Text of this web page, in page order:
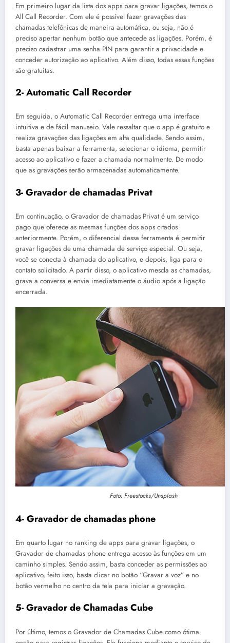
Em primeiro lugar da lista dos apps para gravar ligações, temos o
All Call Recorder. Com ele é possível fazer gravações das
chamadas telefônicas de maneira automática, ou seja, não é
preciso apertar nenhum botão que antecede as ligações. Porém, é
preciso cadastrar uma senha PIN para garantir a privacidade e
conceder autorização ao aplicativo. Além disso, todas essas funções
são gratuitas.
2- Automatic Call Recorder
Em seguida, o Automatic Call Recorder entrega uma interface
intuitiva e de fácil manuseio. Vale ressaltar que o app é gratuito e
realiza gravações das ligações em alta qualidade. Sendo assim,
basta apenas baixar a ferramenta, selecionar o idioma, permitir
acesso ao aplicativo e fazer a chamada normalmente. De modo
que as gravações serão armazenadas automaticamente.
3- Gravador de chamadas Privat
Em continuação, o Gravador de chamadas Privat é um serviço
pago que oferece as mesmas funções dos apps citados
anteriormente. Porém, o diferencial dessa ferramenta é permitir
gravar ligações de uma chamada de serviço especial. Ou seja,
você se conecta à chamada do aplicativo, e depois, liga para o
contato solicitado. A partir disso, o aplicativo mescla as chamadas,
grava a conversa e envia imediatamente o áudio após a ligação
encerrada.
Foto: Freestocks/Unsplash
4- Gravador de chamadas phone
Em quarto lugar no ranking de apps para gravar ligações, o
Gravador de chamadas phone entrega acesso às funções em um
caminho simples. Sendo assim, basta conceder as permissões ao
aplicativo, feito isso, basta clicar no botão “Gravar a voz” e no
botão vermelho no centro da tela para iniciar a gravação.
5- Gravador de Chamadas Cube
Por último, temos o Gravador de Chamadas Cube como ótima